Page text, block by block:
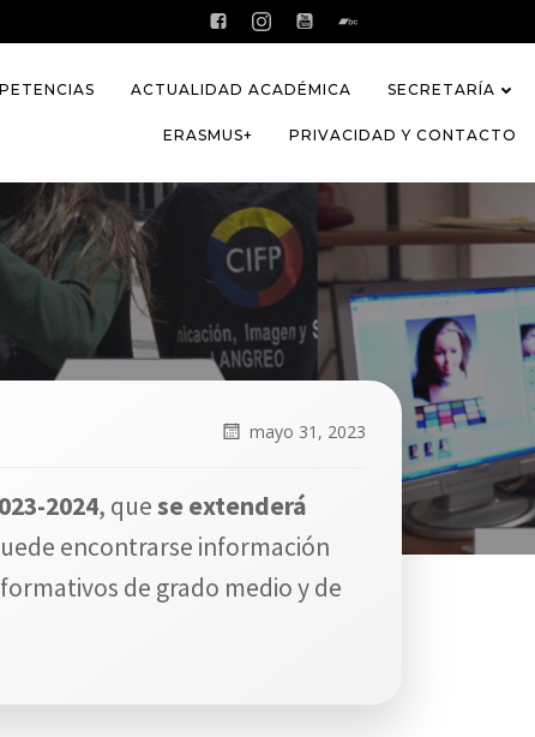
ACTUALIDAD ACADÉMICA SECRETARÍA
ERASMUS+ PRIVACIDAD Y CONTACTO
mayo 31, 2023
2024, quese extenderá
encontrarse información
de grado medio y de